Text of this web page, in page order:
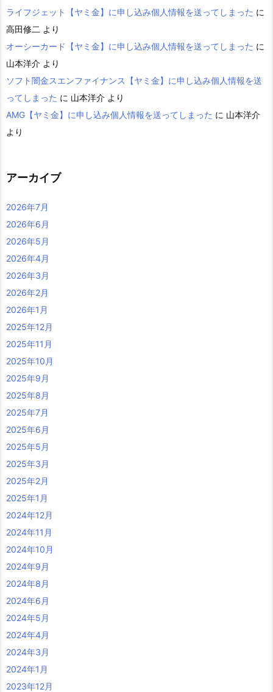
ライフジェット【ヤミ金】に申し込み個人情報を送ってしまった に
高田修二 より
オーシーカード【ヤミ金】に申し込み個人情報を送ってしまった に
山本洋介 より
ソフト闇金スエンファイナンス【ヤミ金】に申し込み個人情報を送
ってしまった に 山本洋介 より
AMG【ヤミ金】に申し込み個人情報を送ってしまった に 山本洋介
より
アーカイブ
2026年7月
2026年6月
2026年5月
2026年4月
2026年3月
2026年2月
2026年1月
2025年12月
2025年11月
2025年10月
2025年9月
2025年8月
2025年7月
2025年6月
2025年5月
2025年3月
2025年2月
2025年1月
2024年12月
2024年11月
2024年10月
2024年9月
2024年8月
2024年6月
2024年5月
2024年4月
2024年3月
2024年1月
2023年12月